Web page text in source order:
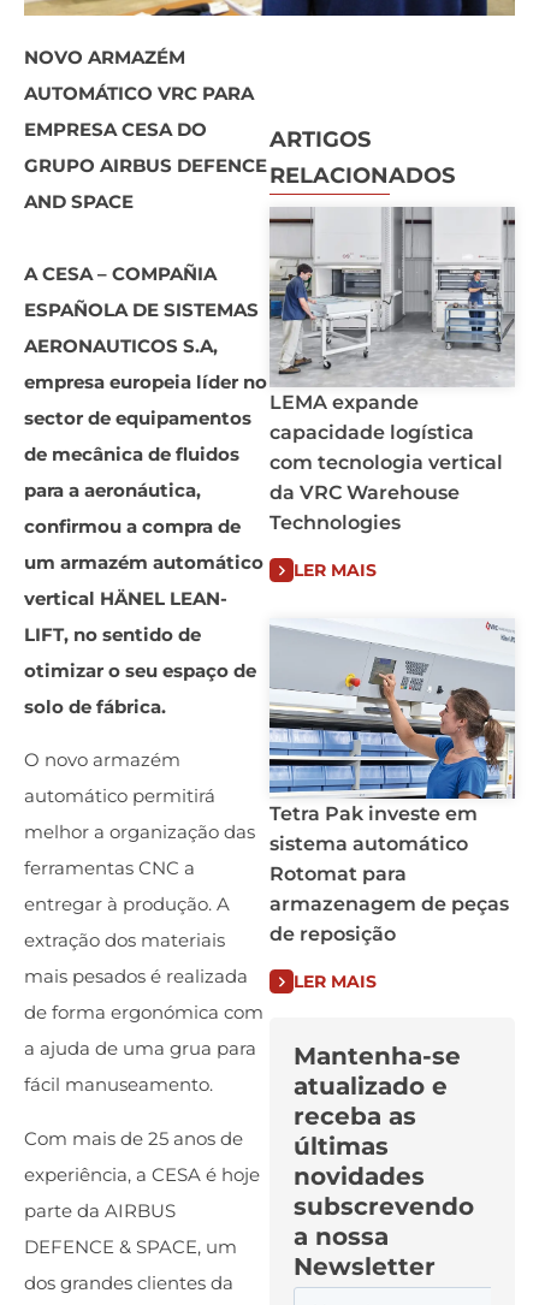
NOVO ARMAZÉM
AUTOMÁTICO VRC PARA
EMPRESA CESA DO
GRUPO AIRBUS DEFENCE
AND SPACE
A CESA – COMPAÑIA
ESPAÑOLA DE SISTEMAS
AERONAUTICOS S.A,
empresa europeia líder no
sector de equipamentos
de mecânica de fluidos
para a aeronáutica,
confirmou a compra de
um armazém automático
vertical HÄNEL LEAN-
LIFT, no sentido de
otimizar o seu espaço de
solo de fábrica.
O novo armazém
automático permitirá
melhor a organização das
ferramentas CNC a
entregar à produção. A
extração dos materiais
mais pesados é realizada
de forma ergonómica com
a ajuda de uma grua para
fácil manuseamento.
Com mais de 25 anos de
experiência, a CESA é hoje
parte da AIRBUS
DEFENCE & SPACE, um
dos grandes clientes da
ARTIGOS
RELACIONADOS
LEMA expande
capacidade logística
com tecnologia vertical
da VRC Warehouse
Technologies
LER MAIS
Tetra Pak investe em
sistema automático
Rotomat para
armazenagem de peças
de reposição
LER MAIS
Mantenha-se
atualizado e
receba as
últimas
novidades
subscrevendo
a nossa
Newsletter